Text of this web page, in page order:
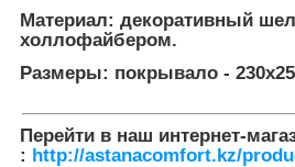
Материал: декоративный
холлофайбером.
Размеры: покрывало -
Перейти в наш интернет-
: http://astanacomfort.kz/